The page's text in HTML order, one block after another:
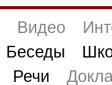
Видео
Беседы
Речи